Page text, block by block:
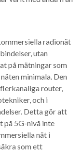
radionät
utan
på mätningar som
minimala. Den
router,
och i
Detta gör att
på 5G-nivå inte
nät i
som ett